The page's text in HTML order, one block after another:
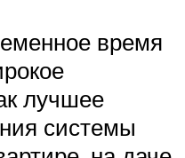
время
лучшее
системы